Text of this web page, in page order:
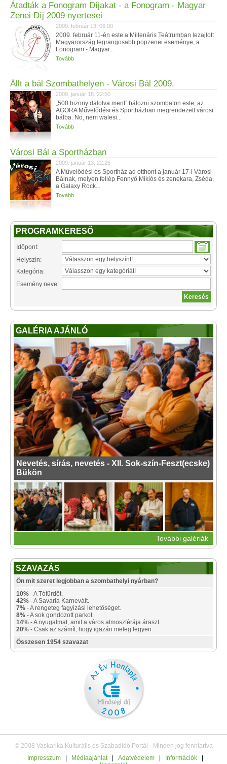
Átadták a Fonogram Díjakat - a Fonogram - Magyar
Zenei Díj 2009 nyertesei
2009. február 13. 06:00
2009. február 11-én este a Millenáris Teátrumban lezajlott
Magyarország legrangosabb popzenei eseménye, a
Fonogram - Magyar...
Tovább
Állt a bál Szombathelyen - Városi Bál 2009.
2009. január 18. 22:50
„500 bizony dalolva ment” bálozni szombaton este, az
AGORA Művelődési és Sportházban megrendezett városi
bálba. No, nem walesi...
Tovább
Városi Bál a Sportházban
2009. január 13. 22:25
A Művelődési és Sportház ad otthont a január 17-i Városi
Bálnak, melyen fellép Fennyő Miklós és zenekara, Zséda,
a Galaxy Rock...
Tovább
PROGRAMKERESŐ
Időpont:
Helyszín:
Kategória:
Esemény neve:
GALÉRIA AJÁNLÓ
Nevetés, sírás, nevetés - XII. Sok-szín-Feszt(ecske)
Bükön
További galériák
SZAVAZÁS
Ön mit szeret legjobban a szombathelyi nyárban?
10% - A Tófürdőt.
42% - A Savaria Karnevált.
7% - A rengeteg fagyizási lehetőséget.
8% - A sok gondozott parkot.
14% - A nyugalmat, amit a város atmoszférája áraszt.
20% - Csak az számít, hogy igazán meleg legyen.
Összesen 1954 szavazat
© 2008 Vaskarika Kulturális és Szabadidő Portál - Minden jog fenntartva
Impresszum
Médiaajánlat Adatvédelem Információk